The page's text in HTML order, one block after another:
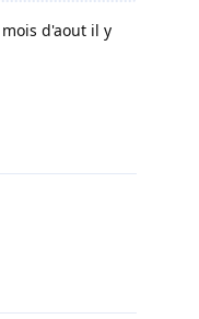
d'aout il y